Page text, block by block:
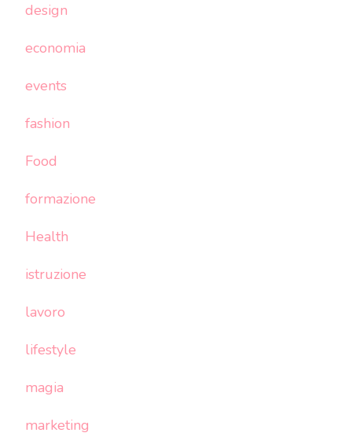
design
economia
events
fashion
Food
formazione
Health
istruzione
lavoro
lifestyle
magia
marketing